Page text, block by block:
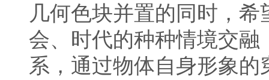
几何色块并置的同时，
会、时代的种种情境交
系，通过物体自身形象